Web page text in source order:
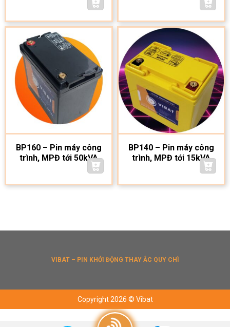
BP160 – Pin máy công
trình, MPĐ tới 50kVA
BP140 – Pin máy công
trình, MPĐ tới 15kVA
VIBAT – PIN KHỞI ĐỘNG THAY ẮC QUY CHÌ
Copyright 2026 © Vibat